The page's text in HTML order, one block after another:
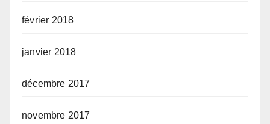
février 2018
janvier 2018
décembre 2017
novembre 2017